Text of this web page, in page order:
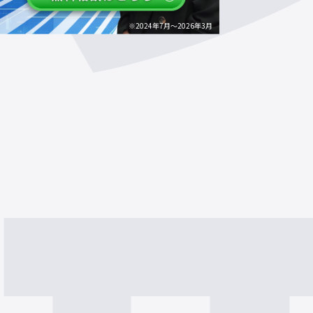
※2024年7月～2026年3月